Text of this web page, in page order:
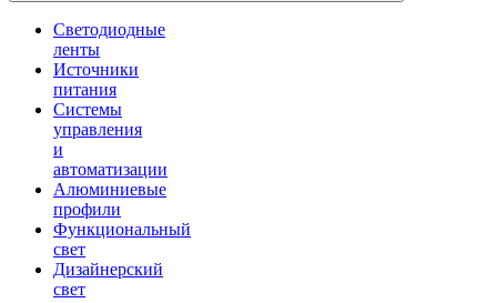
Светодиодные
ленты
Источники
питания
Системы
управления
и
автоматизации
Алюминиевые
профили
Функциональный
свет
Дизайнерский
свет